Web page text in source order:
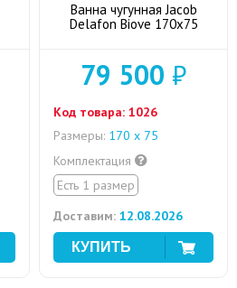
Ванна чугунная Jacob
Delafon Biove 170х75
79 500 ₽
Код товара: 1026
Размеры: 170 х 75
Комплектация
Есть 1 размер
Доставим: 12.08.2026